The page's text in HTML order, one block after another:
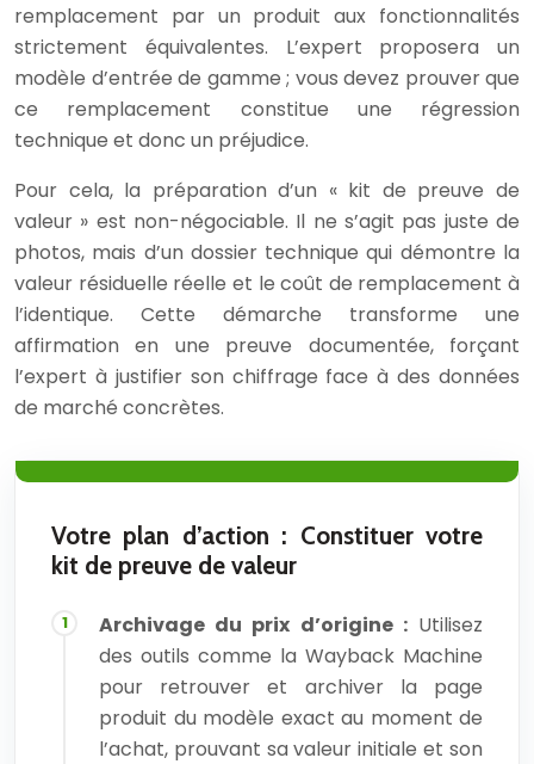
remplacement par un produit aux fonctionnalités
strictement équivalentes. L’expert proposera un
modèle d’entrée de gamme ; vous devez prouver que
ce remplacement constitue une régression
technique et donc un préjudice.
Pour cela, la préparation d’un « kit de preuve de
valeur » est non-négociable. Il ne s’agit pas juste de
photos, mais d’un dossier technique qui démontre la
valeur résiduelle réelle et le coût de remplacement à
l’identique. Cette démarche transforme une
affirmation en une preuve documentée, forçant
l’expert à justifier son chiffrage face à des données
de marché concrètes.
Votre plan d’action : Constituer votre
kit de preuve de valeur
Archivage du prix d’origine :Utilisez
des outils comme la Wayback Machine
pour retrouver et archiver la page
produit du modèle exact au moment de
l’achat, prouvant sa valeur initiale et son